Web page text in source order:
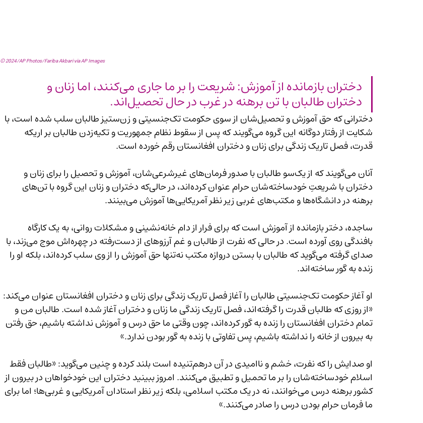
© 2024/AP Photos/Fariba Akbari via AP Images
دختران بازمانده از آموزش: شریعت را بر ما جاری می‌کنند، اما زنان و
دختران طالبان با تن برهنه در غرب در حال تحصیل‌اند.
دخترانی که حق آموزش و تحصیل‌شان از سوی حکومت تک‌جنسیتی و زن‌ستیز طالبان سلب شده است، با
شکایت از رفتار دوگانه این گروه می‌گویند که پس از سقوط نظام جمهوریت و تکیه‌زدن طالبان بر اریکه
قدرت، فصل تاریک زندگی برای زنان و دختران افغانستان رقم خورده است.
آنان می‌گویند که از یک‌سو طالبان با صدور فرمان‌های غیرشرعی‌شان، آموزش و تحصیل را برای زنان و
دختران با شریعتِ خودساخته‌شان حرام عنوان کرده‌اند، در حالی‌که دختران و زنان این گروه با تن‌های
برهنه در دانشگاه‌ها و مکتب‌های غربی زیر نظر آمریکایی‌ها آموزش می‌بینند.
ساجده، دختر بازمانده از آموزش است که برای فرار از دام خانه‌نشینی و مشکلات روانی، به یک کارگاه
بافندگی روی آورده است. در حالی که نفرت از طالبان و غم آرزوهای از دست‌رفته در چهره‌اش موج می‌زند، با
صدای گرفته می‌گوید که طالبان با بستن دروازه مکتب نه‌تنها حق آموزش را از وی سلب کرده‌اند، بلکه او را
زنده به گور ساخته‌اند.
او آغاز حکومت تک‌جنسیتی طالبان را آغاز فصل تاریک زندگی برای زنان و دختران افغانستان عنوان می‌کند:
«از روزی که طالبان قدرت را گرفته‌اند، فصل تاریک زندگی ما زنان و دختران آغاز شده است. طالبان من و
تمام دختران افغانستان را زنده به گور کرده‌اند، چون وقتی ما حق درس و آموزش نداشته باشیم، حق رفتن
به بیرون از خانه را نداشته باشیم، پس تفاوتی با زنده به گور بودن ندارد.»
او صدایش را که نفرت، خشم و ناامیدی در آن درهم‌تنیده است بلند کرده و چنین می‌گوید: «طالبان فقط
اسلام خودساخته‌شان را بر ما تحمیل و تطبیق می‌کنند. امروز ببینید دختران این خودخواهان در بیرون از
کشور برهنه درس می‌خوانند، نه در یک مکتب اسلامی، بلکه زیر نظر استادان آمریکایی و غربی‌ها؛ اما برای
ما فرمان حرام بودن درس را صادر می‌کنند.»